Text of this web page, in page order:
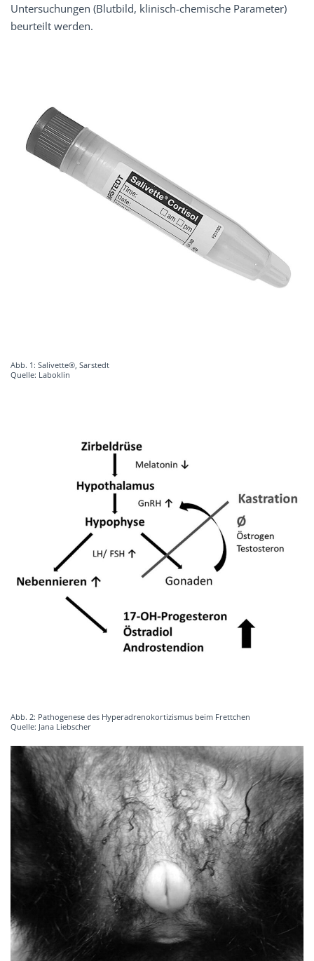
Untersuchungen (Blutbild, klinisch-chemische Parameter)
beurteilt werden.
Abb. 1: Salivette®, Sarstedt
Quelle: Laboklin
Abb. 2: Pathogenese des Hyperadrenokortizismus beim Frettchen
Quelle: Jana Liebscher